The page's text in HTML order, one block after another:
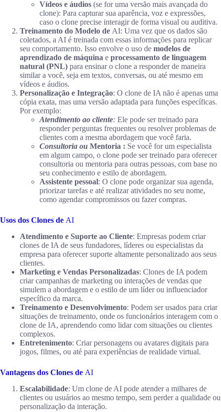
Vídeos e áudios (se for uma versão mais avançada do
clone): Para capturar sua aparência, voz e expressões,
caso o clone precise interagir de forma visual ou auditiva.
Treinamento do Modelo de AI: Uma vez que os dados são
coletados, a AI é treinada com essas informações para replicar
seu comportamento. Isso envolve o uso de modelos de
aprendizado de máquina e processamento de linguagem
natural (PNL) para ensinar o clone a responder de maneira
similar a você, seja em textos, conversas, ou até mesmo em
vídeos e áudios.
Personalização e Integração: O clone de IA não é apenas uma
cópia exata, mas uma versão adaptada para funções específicas.
Por exemplo:
Atendimento ao cliente: Ele pode ser treinado para
responder perguntas frequentes ou resolver problemas de
clientes com a mesma abordagem que você faria.
Consultoria ou Mentoria : Se você for um especialista
em algum campo, o clone pode ser treinado para oferecer
consultoria ou mentoria para outras pessoas, com base no
seu conhecimento e estilo de abordagem.
Assistente pessoal: O clone pode organizar sua agenda,
priorizar tarefas e até realizar atividades no seu nome,
como agendar compromissos ou fazer compras.
Usos dos Clones de AI
Atendimento e Suporte ao Cliente: Empresas podem criar
clones de IA de seus fundadores, líderes ou especialistas da
empresa para oferecer suporte altamente personalizado aos seus
clientes.
Marketing e Vendas Personalizadas: Clones de IA podem
criar campanhas de marketing ou interações de vendas que
simulem a abordagem e o estilo de um líder ou influenciador
específico da marca.
Treinamento e Desenvolvimento: Podem ser usados para criar
situações de treinamento, onde os funcionários interagem com o
clone de IA, aprendendo como lidar com situações ou clientes
complexos.
Entretenimento: Criar personagens ou avatares digitais para
jogos, filmes, ou até para experiências de realidade virtual.
Vantagens dos Clones de AI
Escalabilidade: Um clone de AI pode atender a milhares de
clientes ou usuários ao mesmo tempo, sem perder a qualidade ou
personalização da interação.